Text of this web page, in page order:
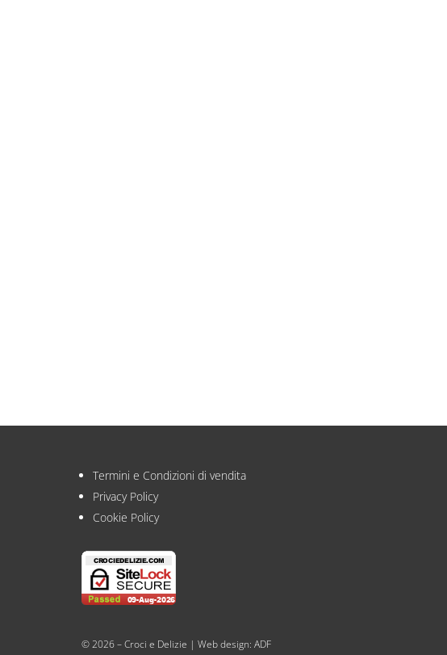
Termini e Condizioni di vendita
Privacy Policy
Cookie Policy
© 2026 – Croci e Delizie | Web design: ADF